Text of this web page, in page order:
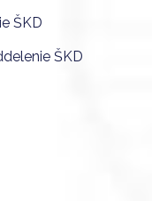
ŠKD
ŠKD